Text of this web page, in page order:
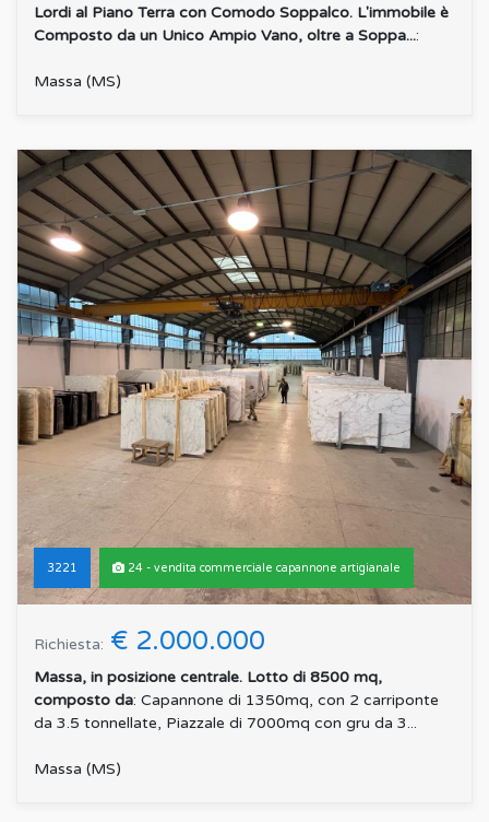
Lordi al Piano Terra con Comodo Soppalco. L'immobile è
Composto da un Unico Ampio Vano, oltre a Soppa...:
Massa (MS)
3221 24 - vendita commerciale capannone artigianale
Richiesta: € 2.000.000
Massa, in posizione centrale. Lotto di 8500 mq,
composto da: Capannone di 1350mq, con 2 carriponte
da 3.5 tonnellate, Piazzale di 7000mq con gru da 3...
Massa (MS)